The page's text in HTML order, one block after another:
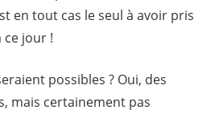
en tout cas le seul à avoir pris
jour !
possibles ? Oui, des
mais certainement pas